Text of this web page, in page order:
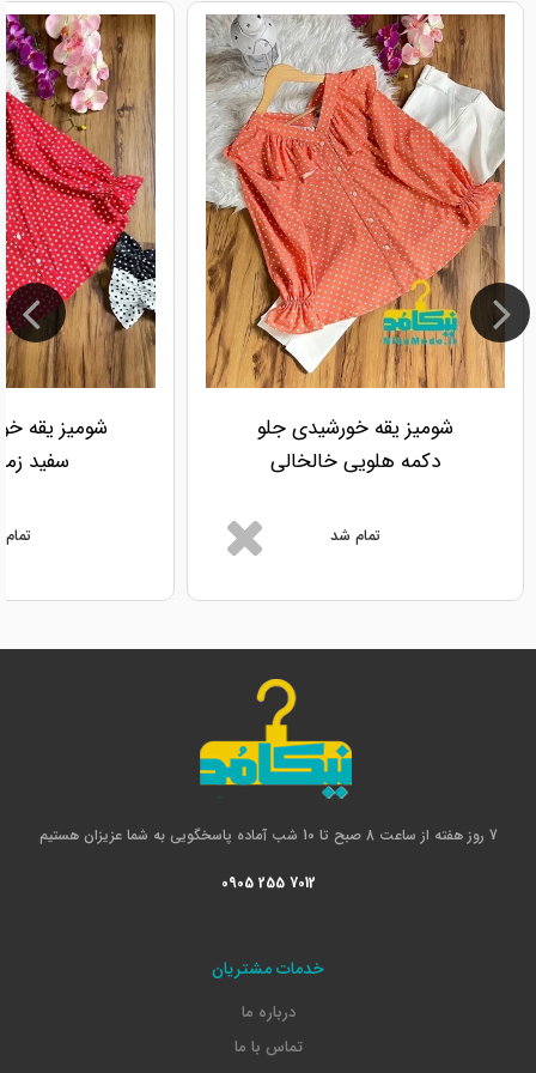
شومیز یقه خورشیدی جلو
دکمه هلویی خالخالی
تمام شد
شومیز یقه
سفید
7 روز هفته از ساعت 8 صبح تا 10 شب آماده پاسخگویی به شما عزیزان هستیم
0905 255 7012
خدمات مشتریان
درباره ما
تماس با ما